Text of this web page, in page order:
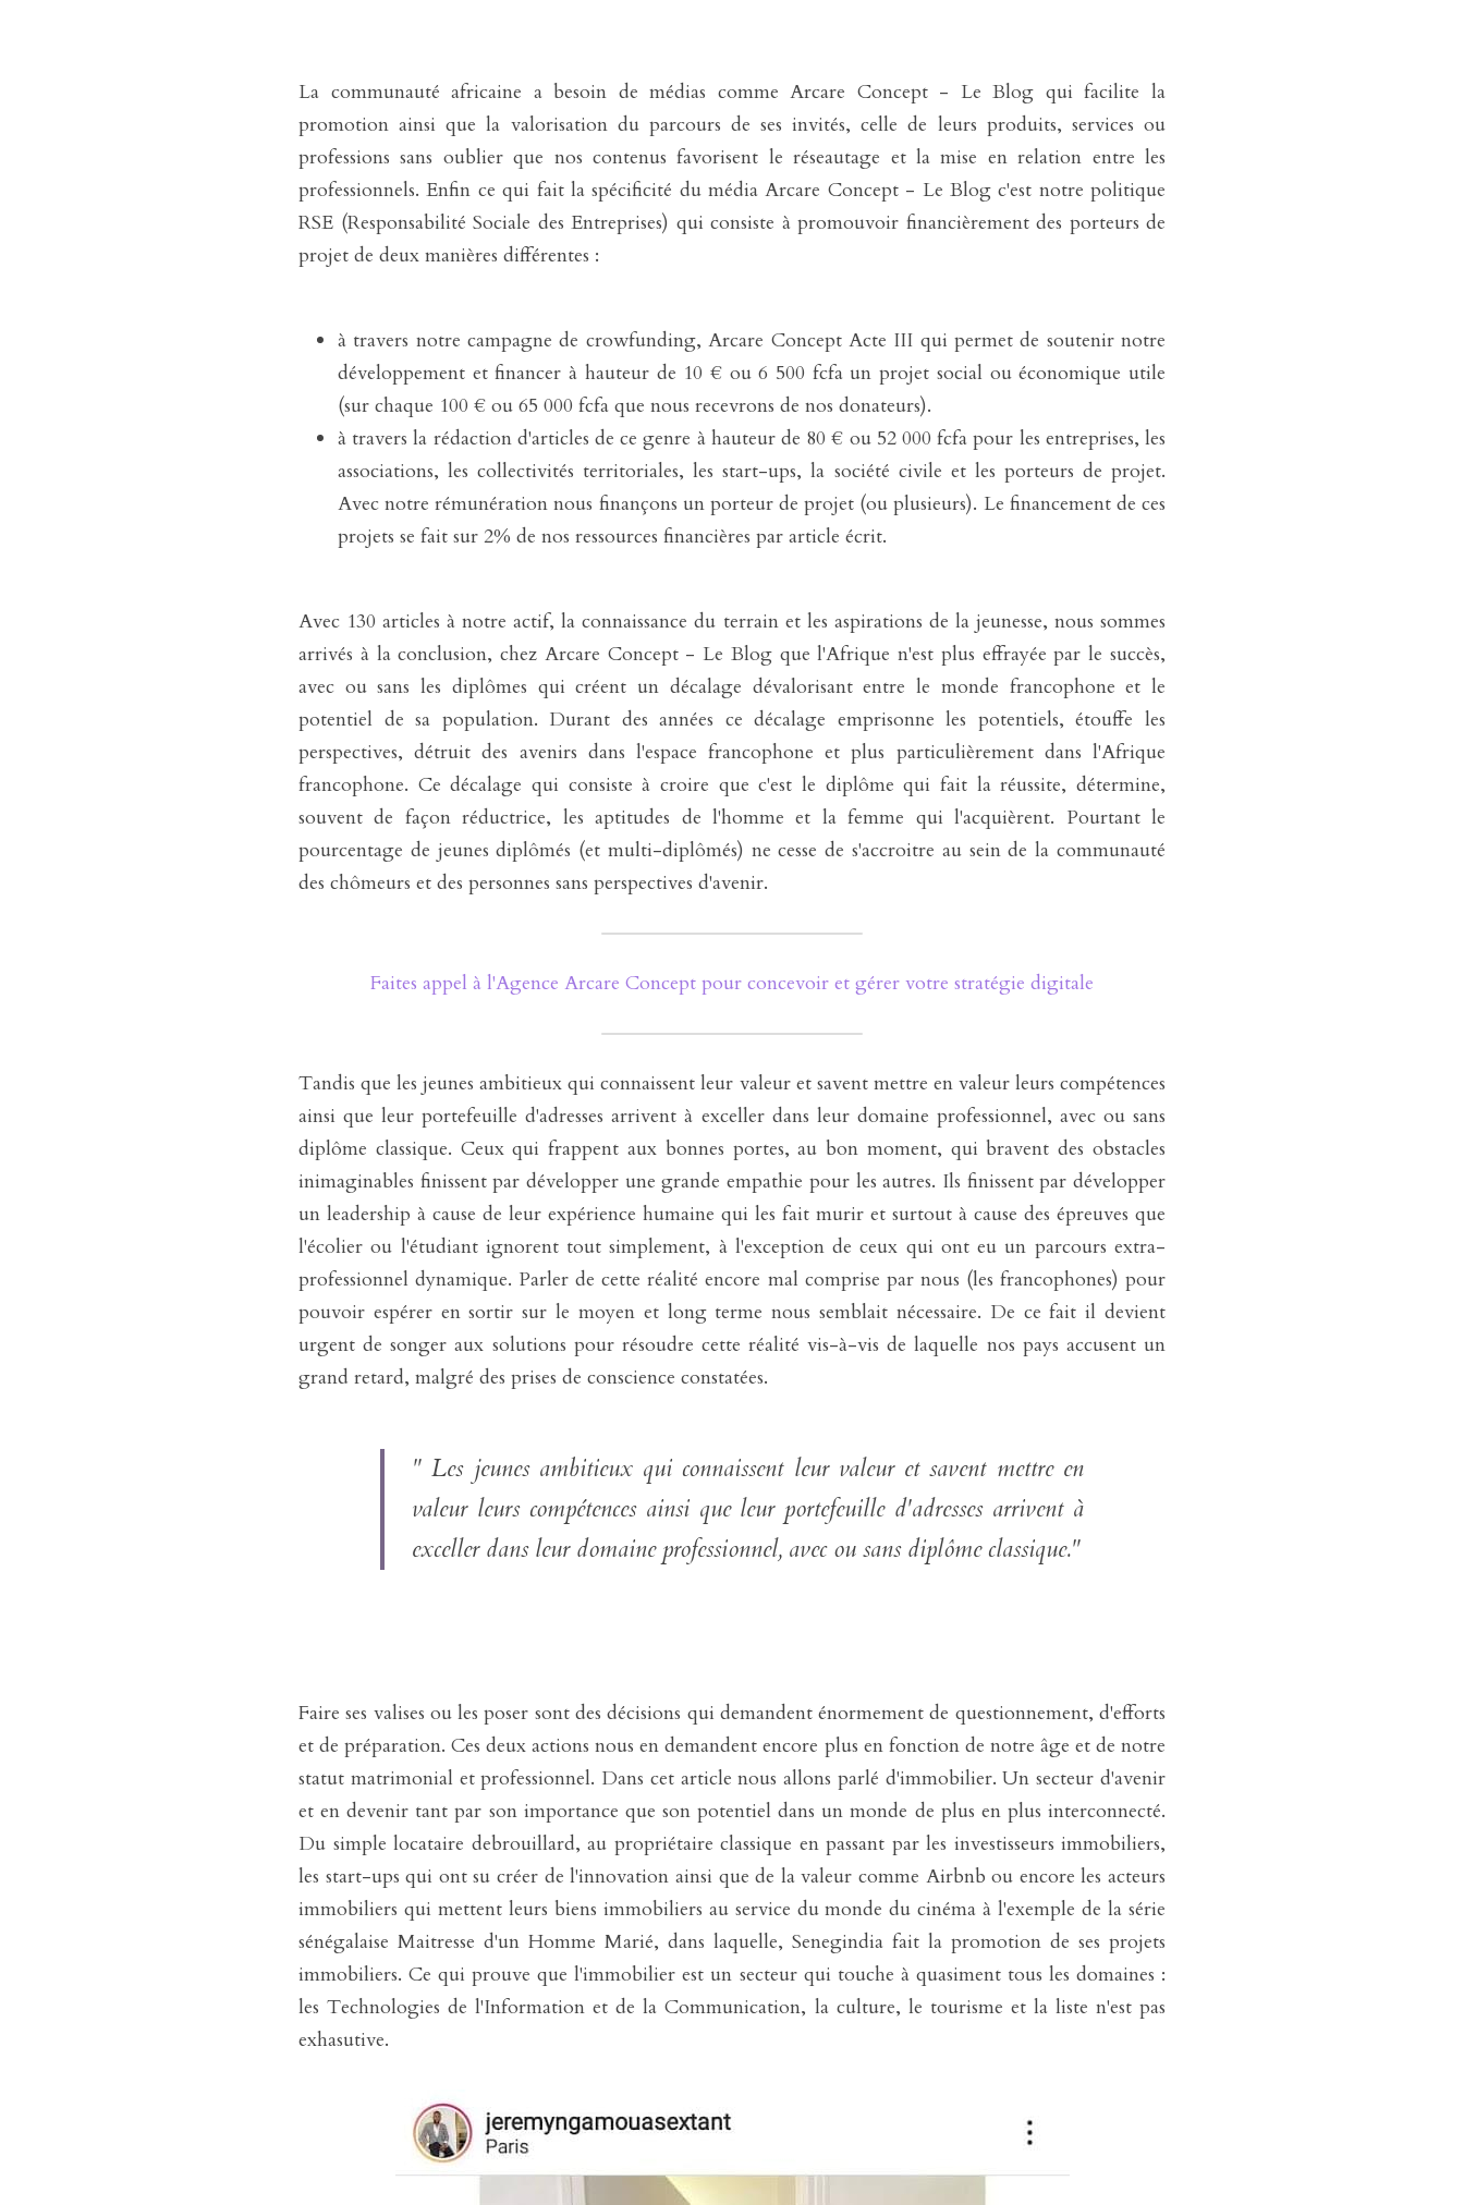
La communauté africaine a besoin de médias comme Arcare Concept - Le Blog qui facilite la
promotion ainsi que la valorisation du parcours de ses invités, celle de leurs produits, services ou
professions sans oublier que nos contenus favorisent le réseautage et la mise en relation entre les
professionnels. Enfin ce qui fait la spécificité du média Arcare Concept - Le Blog c'est notre politique
RSE (Responsabilité Sociale des Entreprises) qui consiste à promouvoir financièrement des porteurs de
projet de deux manières différentes :
à travers notre campagne de crowfunding, Arcare Concept Acte III qui permet de soutenir notre
développement et financer à hauteur de 10 € ou 6 500 fcfa un projet social ou économique utile
(sur chaque 100 € ou 65 000 fcfa que nous recevrons de nos donateurs).
à travers la rédaction d'articles de ce genre à hauteur de 80 € ou 52 000 fcfa pour les entreprises, les
associations, les collectivités territoriales, les start-ups, la société civile et les porteurs de projet.
Avec notre rémunération nous finançons un porteur de projet (ou plusieurs). Le financement de ces
projets se fait sur 2% de nos ressources financières par article écrit.
Avec 130 articles à notre actif, la connaissance du terrain et les aspirations de la jeunesse, nous sommes
arrivés à la conclusion, chez Arcare Concept - Le Blog que l'Afrique n'est plus effrayée par le succès,
avec ou sans les diplômes qui créent un décalage dévalorisant entre le monde francophone et le
potentiel de sa population. Durant des années ce décalage emprisonne les potentiels, étouffe les
perspectives, détruit des avenirs dans l'espace francophone et plus particulièrement dans l'Afrique
francophone. Ce décalage qui consiste à croire que c'est le diplôme qui fait la réussite, détermine,
souvent de façon réductrice, les aptitudes de l'homme et la femme qui l'acquièrent. Pourtant le
pourcentage de jeunes diplômés (et multi-diplômés) ne cesse de s'accroitre au sein de la communauté
des chômeurs et des personnes sans perspectives d'avenir.
Faites appel à l'Agence Arcare Concept pour concevoir et gérer votre stratégie digitale
Tandis que les jeunes ambitieux qui connaissent leur valeur et savent mettre en valeur leurs compétences
ainsi que leur portefeuille d'adresses arrivent à exceller dans leur domaine professionnel, avec ou sans
diplôme classique. Ceux qui frappent aux bonnes portes, au bon moment, qui bravent des obstacles
inimaginables finissent par développer une grande empathie pour les autres. Ils finissent par développer
un leadership à cause de leur expérience humaine qui les fait murir et surtout à cause des épreuves que
l'écolier ou l'étudiant ignorent tout simplement, à l'exception de ceux qui ont eu un parcours extra-
professionnel dynamique. Parler de cette réalité encore mal comprise par nous (les francophones) pour
pouvoir espérer en sortir sur le moyen et long terme nous semblait nécessaire. De ce fait il devient
urgent de songer aux solutions pour résoudre cette réalité vis-à-vis de laquelle nos pays accusent un
grand retard, malgré des prises de conscience constatées.
" Les jeunes ambitieux qui connaissent leur valeur et savent mettre en
valeur leurs compétences ainsi que leur portefeuille d'adresses arrivent à
Faire ses valises ou les poser sont des décisions qui demandent énormement de questionnement, d'efforts
et de préparation. Ces deux actions nous en demandent encore plus en fonction de notre âge et de notre
statut matrimonial et professionnel. Dans cet article nous allons parlé d'immobilier. Un secteur d'avenir
et en devenir tant par son importance que son potentiel dans un monde de plus en plus interconnecté.
Du simple locataire debrouillard, au propriétaire classique en passant par les investisseurs immobiliers,
les start-ups qui ont su créer de l'innovation ainsi que de la valeur comme Airbnb ou encore les acteurs
immobiliers qui mettent leurs biens immobiliers au service du monde du cinéma à l'exemple de la série
sénégalaise Maitresse d'un Homme Marié, dans laquelle, Senegindia fait la promotion de ses projets
immobiliers. Ce qui prouve que l'immobilier est un secteur qui touche à quasiment tous les domaines :
les Technologies de l'Information et de la Communication, la culture, le tourisme et la liste n'est pas
exhasutive.